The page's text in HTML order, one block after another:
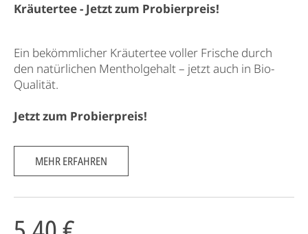
Kräutertee - Jetzt zum Probierpreis!
Ein bekömmlicher Kräutertee voller Frische durch
den natürlichen Mentholgehalt – jetzt auch in Bio-
Qualität.
Jetzt zum Probierpreis!
MEHR ERFAHREN